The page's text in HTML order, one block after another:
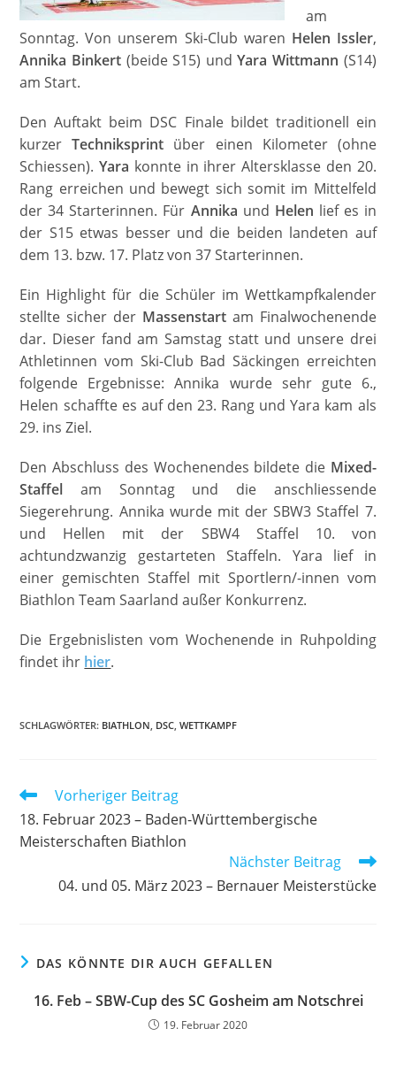
am
Sonntag. Von unserem Ski-Club waren Helen Issler,
Annika Binkert (beide S15) undYara Wittmann (S14)
am Start.
Den Auftakt beim DSC Finale bildet traditionell ein
kurzerTechniksprint über einen Kilometer (ohne
Schiessen).Yara konnte in ihrer Altersklasse den 20.
Rang erreichen und bewegt sich somit im Mittelfeld
der 34 Starterinnen. Für Annika und Helen lief es in
der S15 etwas besser und die beiden landeten auf
dem 13. bzw. 17. Platz von 37 Starterinnen.
Ein Highlight für die Schüler im Wettkampfkalender
stellte sicher der Massenstartam Finalwochenende
dar. Dieser fand am Samstag statt und unsere drei
Athletinnen vom Ski-Club Bad Säckingen erreichten
folgende Ergebnisse: Annika wurde sehr gute 6.,
Helen schaffte es auf den 23. Rang und Yara kam als
29. ins Ziel.
Den Abschluss des Wochenendes bildete die Mixed-
Staffel am Sonntag und die anschliessende
Siegerehrung. Annika wurde mit der SBW3 Staffel 7.
und Hellen mit der SBW4 Staffel 10. von
achtundzwanzig gestarteten Staffeln. Yara lief in
einer gemischten Staffel mit Sportlern/-innen vom
Biathlon Team Saarland außer Konkurrenz.
Die Ergebnislisten vom Wochenende in Ruhpolding
findet ihr hier.
SCHLAGWÖRTER: BIATHLON, DSC, WETTKAMPF
Weitere
Artikel
ansehen
Vorheriger Beitrag
18. Februar 2023 – Baden-Württembergische
Meisterschaften Biathlon
Nächster Beitrag
04. und 05. März 2023 – Bernauer Meisterstücke
DAS KÖNNTE DIR AUCH GEFALLEN
16. Feb – SBW-Cup des SC Gosheim am Notschrei
19. Februar 2020